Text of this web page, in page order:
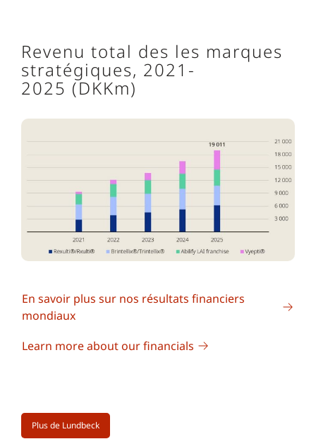
Revenu total des les marques
stratégiques, 2021-
2025 (DKKm)
En savoir plus sur nos résultats financiers
mondiaux
Learn more about our financials
Plus de Lundbeck